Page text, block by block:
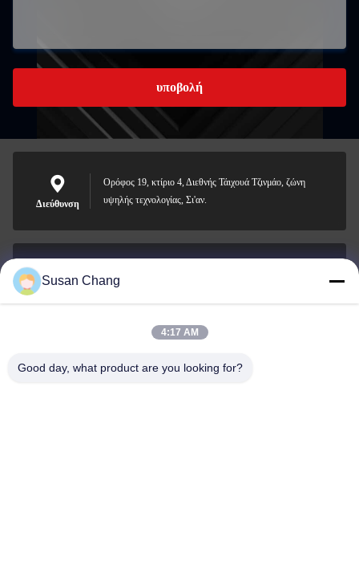
υποβολή
Διεύθυνση
Ορόφος 19, κτίριο 4, Διεθνής Τάιχουά Τζινμάο, ζώνη
υψηλής τεχνολογίας, Σι'αν.
Ηλεκτρονικό
Susan@aeaxa.com
0086-13991372145
Susan Chang
4:17 AM
Good day, what product are you looking for?